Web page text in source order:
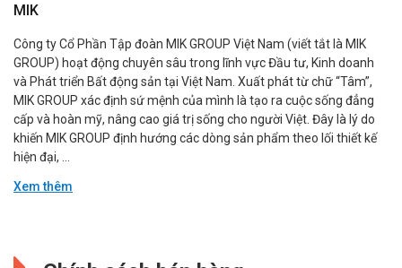
MIK
Công ty Cổ Phần Tập đoàn MIK GROUP Việt Nam (viết tắt là MIK
GROUP) hoạt động chuyên sâu trong lĩnh vực Đầu tư, Kinh doanh
và Phát triển Bất động sản tại Việt Nam. Xuất phát từ chữ “Tâm”,
MIK GROUP xác định sứ mệnh của mình là tạo ra cuộc sống đẳng
cấp và hoàn mỹ, nâng cao giá trị sống cho người Việt. Đây là lý do
khiến MIK GROUP định hướng các dòng sản phẩm theo lối thiết kế
hiện đại, ...
Xem thêm